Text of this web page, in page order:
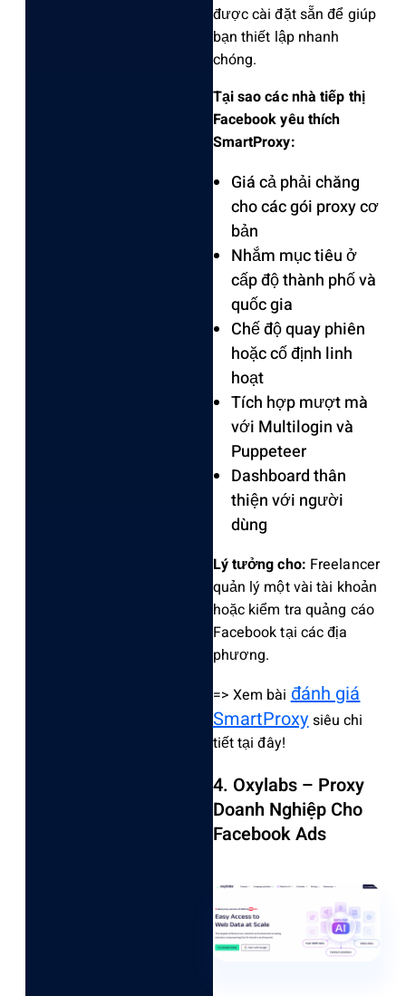
được cài đặt sẵn để giúp
bạn thiết lập nhanh
chóng.
Tại sao các nhà tiếp thị
Facebook yêu thích
SmartProxy:
Giá cả phải chăng
cho các gói proxy cơ
bản
Nhắm mục tiêu ở
cấp độ thành phố và
quốc gia
Chế độ quay phiên
hoặc cố định linh
hoạt
Tích hợp mượt mà
với Multilogin và
Puppeteer
Dashboard thân
thiện với người
dùng
Lý tưởng cho: Freelancer
quản lý một vài tài khoản
hoặc kiểm tra quảng cáo
Facebook tại các địa
phương.
=> Xem bàiđánh giá
SmartProxysiêu chi
tiết tại đây!
4. Oxylabs – Proxy
Doanh Nghiệp Cho
Facebook Ads